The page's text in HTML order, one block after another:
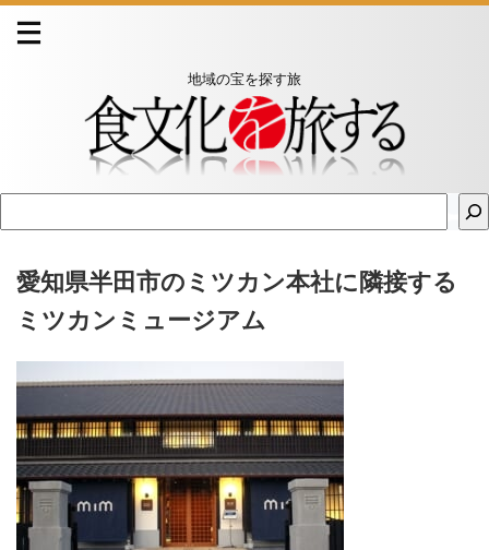
地域の宝を探す旅
愛知県半田市のミツカン本社に隣接する
ミツカンミュージアム